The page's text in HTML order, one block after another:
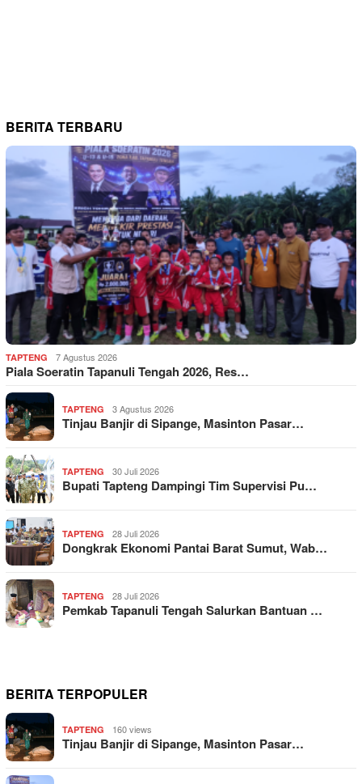
BERITA TERBARU
TAPTENG 7 Agustus 2026
Piala Soeratin Tapanuli Tengah 2026, Res…
TAPTENG 3 Agustus 2026
Tinjau Banjir di Sipange, Masinton Pasar…
TAPTENG 30 Juli 2026
Bupati Tapteng Dampingi Tim Supervisi Pu…
TAPTENG 28 Juli 2026
Dongkrak Ekonomi Pantai Barat Sumut, Wab…
TAPTENG 28 Juli 2026
Pemkab Tapanuli Tengah Salurkan Bantuan …
BERITA TERPOPULER
TAPTENG 160 views
Tinjau Banjir di Sipange, Masinton Pasar…